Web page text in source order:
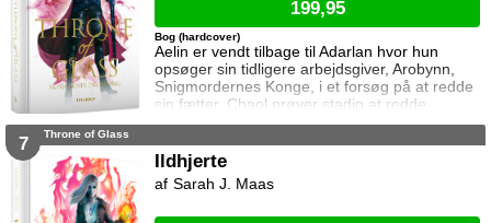
Aelin er vendt tilbage til Adarlan hvor hun
opsøger sin tidligere arbejdsgiver, Arobynn,
Snigmordernes Konge, i et forsøg på at redde
sin fætter. Chaol prøver stadig at redde
Dorian, men det bliver fortsat sværere som
og orker ikke længere at kæmpe imod.
Samtidig står Manon i en svær situation.
Hertug Perrington har givet hende klare
Bog (hardcover)
199,95
7 Throne of Glass
Ildhjerte
Sarah J. Maas